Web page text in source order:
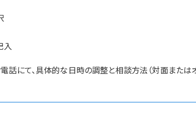
入
にて、具体的な日時の調整と相談方法（対面または